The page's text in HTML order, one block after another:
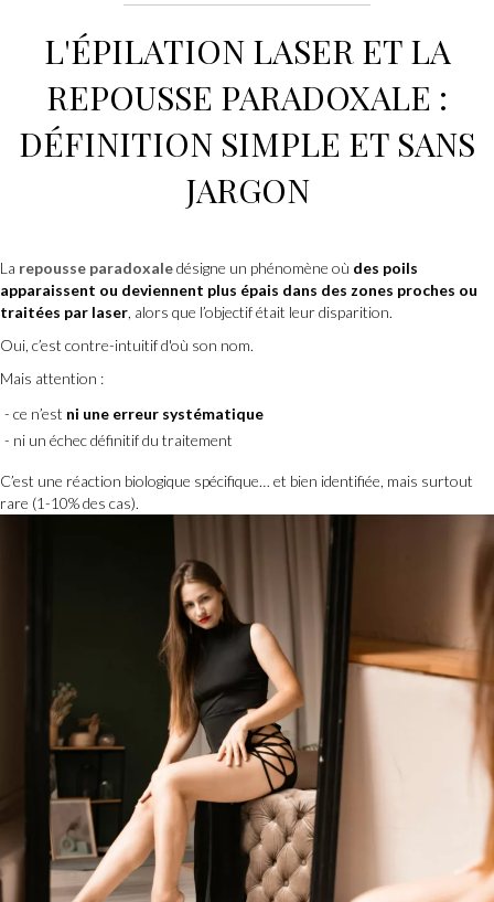
L'ÉPILATION LASERET LA
REPOUSSE PARADOXALE :
DÉFINITION SIMPLE ET SANS
JARGON
La repousse paradoxaledésigne un phénomène où des poils
apparaissent ou deviennent plus épais dans des zones proches ou
traitées par laser, alors que l’objectif était leur disparition.
Oui, c’est contre-intuitif d'où son nom.
Mais attention :
ce n’est ni une erreur systématique
ni un échec définitif du traitement
C’est une réaction biologique spécifique… et bien identifiée, mais surtout
rare (1-10% des cas).